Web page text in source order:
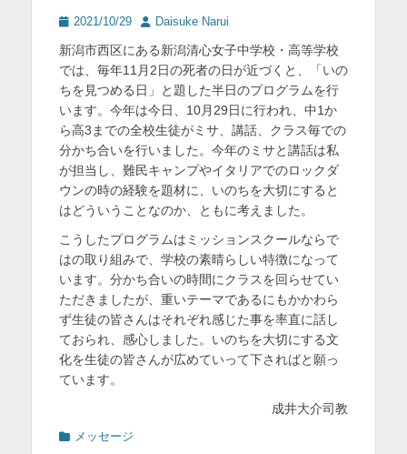
投
日
2021/10/29
投
者
Daisuke Narui
新潟市西区にある新潟清心女子中学校・高等学校
では、毎年11月2日の死者の日が近づくと、「いの
ちを見つめる日」と題した半日のプログラムを行
います。今年は今日、10月29日に行われ、中1か
ら高3までの全校生徒がミサ、講話、クラス毎での
分かち合いを行いました。今年のミサと講話は私
が担当し、難民キャンプやイタリアでのロックダ
ウンの時の経験を題材に、いのちを大切にすると
はどういうことなのか、ともに考えました。
こうしたプログラムはミッションスクールならで
はの取り組みで、学校の素晴らしい特徴になって
います。分かち合いの時間にクラスを回らせてい
ただきましたが、重いテーマであるにもかかわら
ず生徒の皆さんはそれぞれ感じた事を率直に話し
ておられ、感心しました。いのちを大切にする文
化を生徒の皆さんが広めていって下さればと願っ
ています。
成井大介司教
カ メッセージ